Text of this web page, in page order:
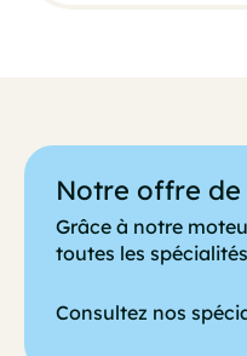
Notre offre de
Grâce à notre
toutes les
Consultez nos